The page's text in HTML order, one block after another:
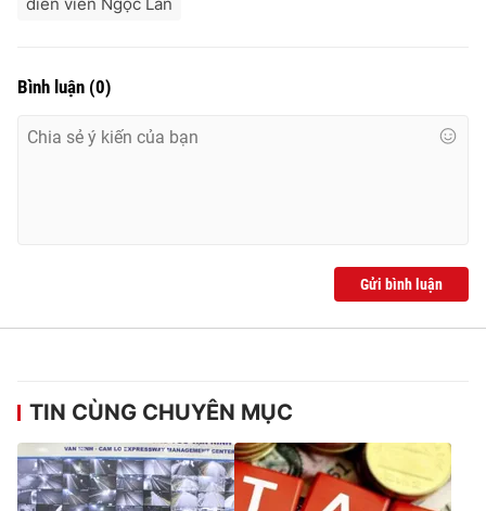
Bình luận (0)
Gửi bình luận
TIN CÙNG CHUYÊN MỤC